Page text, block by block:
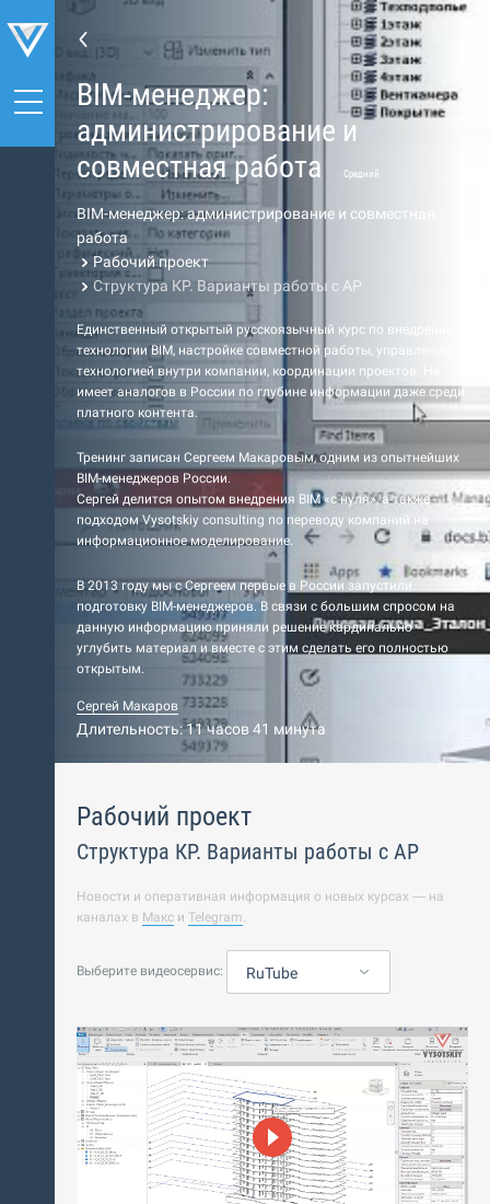
BIM-менеджер:
администрирование и
совместная работа
Средний
BIM-менеджер: администрирование и совместная
работа
Рабочий проект
Структура КР. Варианты работы с АР
Единственный открытый русскоязычный курс по внедрению
технологии BIM, настройке совместной работы, управлению
технологией внутри компании, координации проектов. Не
имеет аналогов в России по глубине информации даже среди
платного контента.
Тренинг записан Сергеем Макаровым, одним из опытнейших
BIM-менеджеров России.
Сергей делится опытом внедрения BIM «с нуля», а также
подходом Vysotskiy consulting по переводу компаний на
информационное моделирование.
В 2013 году мы с Сергеем первые в России запустили
подготовку BIM-менеджеров. В связи с большим спросом на
данную информацию приняли решение кардинально
углубить материал и вместе с этим сделать его полностью
открытым.
Сергей Макаров
Длительность: 11 часов 41 минута
Рабочий проект
Структура КР. Варианты работы с АР
Новости и оперативная информация о новых курсах — на
каналах в Макс и Telegram.
Выберите видеосервис: RuTube